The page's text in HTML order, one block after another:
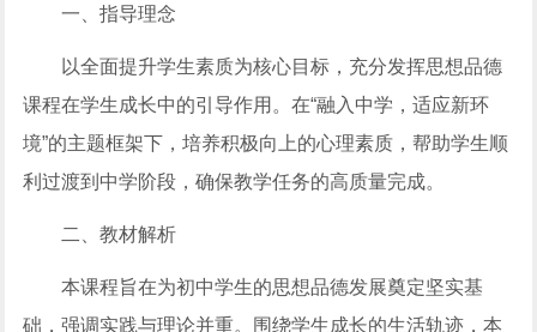
一、指导理念
以全面提升学生素质为核心目标，充分发挥思想品德
课程在学生成长中的引导作用。在“融入中学，适应新环
境”的主题框架下，培养积极向上的心理素质，帮助学生顺
利过渡到中学阶段，确保教学任务的高质量完成。
二、教材解析
本课程旨在为初中学生的思想品德发展奠定坚实基
础，强调实践与理论并重。围绕学生成长的生活轨迹，本